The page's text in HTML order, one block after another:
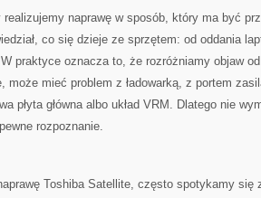
realizujemy naprawę w sposób, który ma być
co się dzieje ze sprzętem: od oddania
praktyce oznacza to, że rozróżniamy objaw
może mieć problem z ładowarką, z portem
płyta główna albo układ VRM. Dlatego nie
rozpoznanie.
Toshiba Satellite, często spotykamy się